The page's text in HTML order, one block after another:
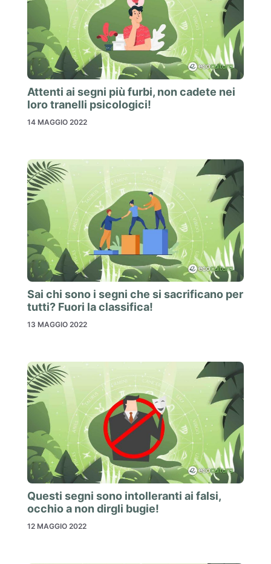
Attenti ai segni più furbi, non cadete nei
loro tranelli psicologici!
14 MAGGIO 2022
Sai chi sono i segni che si sacrificano per
tutti? Fuori la classifica!
13 MAGGIO 2022
Questi segni sono intolleranti ai falsi,
occhio a non dirgli bugie!
12 MAGGIO 2022